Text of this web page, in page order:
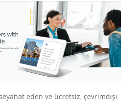
eden ve ücretsiz, çevrimdışı